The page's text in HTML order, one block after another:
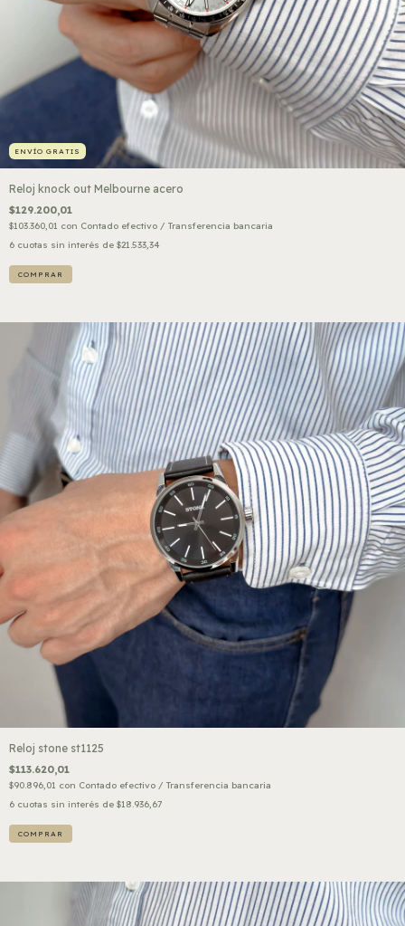
ENVÍO GRATIS
Reloj knock out Melbourne acero
$129.200,01
$103.360,01 con Contado efectivo / Transferencia bancaria
6 cuotas sin interés de $21.533,34
Reloj stone st1125
$113.620,01
$90.896,01 con Contado efectivo / Transferencia bancaria
6 cuotas sin interés de $18.936,67